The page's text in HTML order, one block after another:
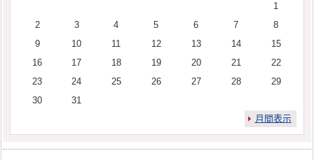
1
2
3 4 5 6 7
8
9
10 11 12 13 14
15
16
17 18 19 20 21
22
23
24 25 26 27 28
29
30
31
月間表示